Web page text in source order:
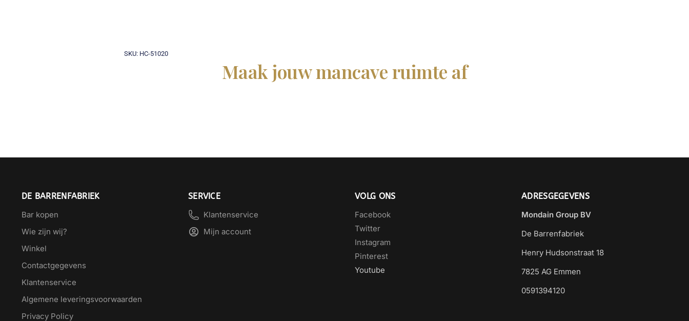
SKU: HC-51020
Maak jouw mancave ruimte af
DE BARRENFABRIEK
Bar kopen
Wie zijn wij?
Winkel
Contactgegevens
Klantenservice
Algemene leveringsvoorwaarden
Privacy Policy
SERVICE
Klantenservice
Mijn account
VOLG ONS
Facebook
Twitter
Instagram
Pinterest
Youtube
ADRESGEGEVENS
Mondain Group BV
De Barrenfabriek
Henry Hudsonstraat 18
7825 AG Emmen
0591394120